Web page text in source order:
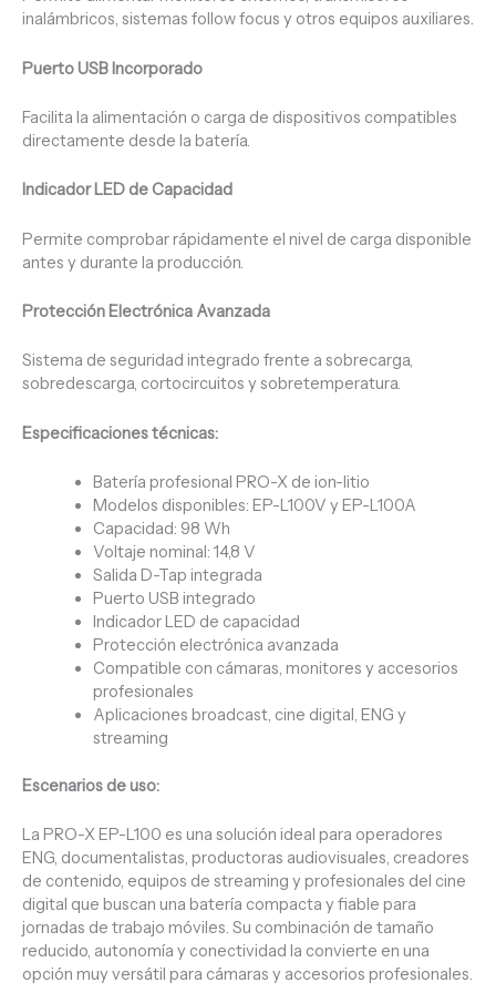
inalámbricos, sistemas follow focus y otros equipos auxiliares.
Puerto USB Incorporado
Facilita la alimentación o carga de dispositivos compatibles
directamente desde la batería.
Indicador LED de Capacidad
Permite comprobar rápidamente el nivel de carga disponible
antes y durante la producción.
Protección Electrónica Avanzada
Sistema de seguridad integrado frente a sobrecarga,
sobredescarga, cortocircuitos y sobretemperatura.
Especificaciones técnicas:
Batería profesional PRO-X de ion-litio
Modelos disponibles: EP-L100V y EP-L100A
Capacidad: 98 Wh
Voltaje nominal: 14,8 V
Salida D-Tap integrada
Puerto USB integrado
Indicador LED de capacidad
Protección electrónica avanzada
Compatible con cámaras, monitores y accesorios
profesionales
Aplicaciones broadcast, cine digital, ENG y
streaming
Escenarios de uso:
La PRO-X EP-L100 es una solución ideal para operadores
ENG, documentalistas, productoras audiovisuales, creadores
de contenido, equipos de streaming y profesionales del cine
digital que buscan una batería compacta y fiable para
jornadas de trabajo móviles. Su combinación de tamaño
reducido, autonomía y conectividad la convierte en una
opción muy versátil para cámaras y accesorios profesionales.